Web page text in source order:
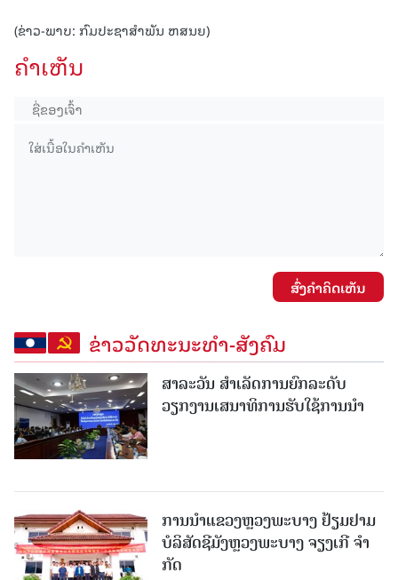
(ຂ່າວ-ພາບ: ກົມປະຊາສຳພັນ ຫສນຍ)
ຄໍາເຫັນ
ສົ່ງຄໍາຄິດເຫັນ
ຂ່າວວັດທະນະທຳ-ສັງຄົມ
ສາລະວັນ ສໍາເລັດການຍົກລະດັບ
ວຽກງານເສນາທິການຮັບໃຊ້ການນໍາ
ການນຳແຂວງຫຼວງພະບາງ ຢ້ຽມ​ຢາມ
ບໍ​ລິ​ສັດຊີມັງຫຼວງພະບາງ ຈຽງເກີ ຈໍາ
ກັດ